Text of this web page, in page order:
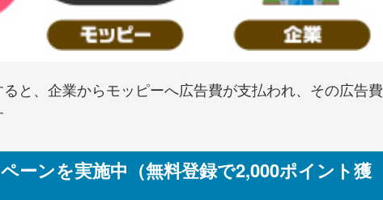
と、企業からモッピーへ広告費が支払われ、その広告費
ーンを実施中（無料登録で2,000ポイント獲